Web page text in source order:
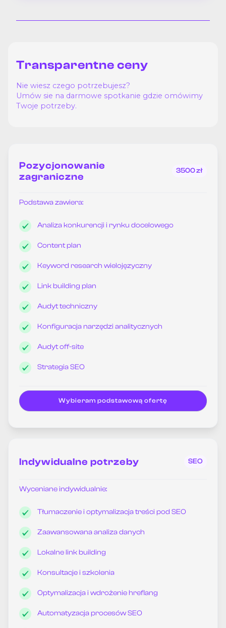
Transparentne ceny
Nie wiesz czego potrzebujesz?
Umów sie na darmowe spotkanie gdzie omówimy
Twoje potrzeby.
Pozycjonowanie
zagraniczne
3500 zł
Podstawa zawiera:
Analiza konkurencji i rynku docelowego
Content plan
Keyword research wielojęzyczny
Link building plan
Audyt techniczny
Konfiguracja narzędzi analitycznych
Audyt off-site
Strategia SEO
Wybieram podstawową ofertę
Indywidualne potrzeby SEO
Wyceniane indywidualnie:
Tłumaczenie i optymalizacja treści pod SEO
Zaawansowana analiza danych
Lokalne link building
Konsultacje i szkolenia
Optymalizacja i wdrożenie hreflang
Automatyzacja procesów SEO